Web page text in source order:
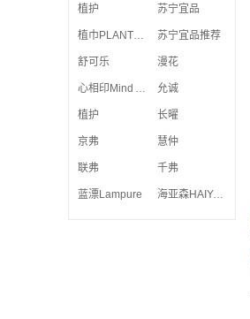
植护 苏宁宜品
植巾PLANTJIN 苏宁宜品推荐
舒可乐 漫花
心相印Mind Act Upon Mind 允诚
植护 长曜
京弗 慧仲
联弗 千弗
蓝漂Lampure 海亚森HAIYASEN